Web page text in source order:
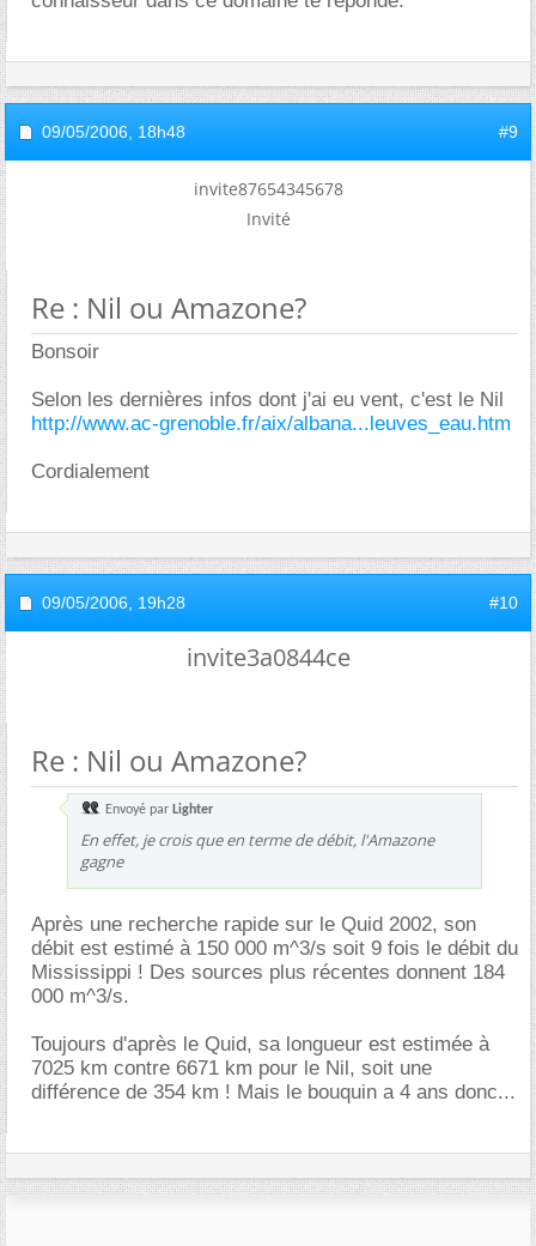
09/05/2006, 18h48 #9
invite87654345678
Invité
Re : Nil ou Amazone?
Bonsoir
Selon les dernières infos dont j'ai eu vent, c'est le Nil
http://www.ac-grenoble.fr/aix/albana...leuves_eau.htm
Cordialement
09/05/2006, 19h28 #10
invite3a0844ce
Re : Nil ou Amazone?
Envoyé par Lighter
En effet, je crois que en terme de débit, l'Amazone
gagne
Après une recherche rapide sur le Quid 2002, son
débit est estimé à 150 000 m^3/s soit 9 fois le débit du
Mississippi ! Des sources plus récentes donnent 184
000 m^3/s.
Toujours d'après le Quid, sa longueur est estimée à
7025 km contre 6671 km pour le Nil, soit une
différence de 354 km ! Mais le bouquin a 4 ans donc...